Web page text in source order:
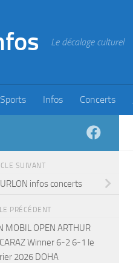
Le décalage culturel
Sports Infos Concerts
SUIVANT
infos concerts
PRÉCÉDENT
MOBIL OPEN ARTHUR
Winner 6-2 6-1 le
2026 DOHA